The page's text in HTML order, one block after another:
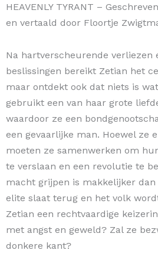
HEAVENLY TYRANT –
en vertaald door Floortje
Na hartverscheurende verliezen
beslissingen bereikt Zetian het
maar ontdekt ook dat niets is
gebruikt een van haar grote
waardoor ze een
een gevaarlijke man. Hoewel ze
moeten ze samenwerken om
te verslaan en een revolutie te
macht grijpen is makkelijker dan
elite slaat terug en het volk
Zetian een rechtvaardige
met angst en geweld? Zal ze
donkere kant?